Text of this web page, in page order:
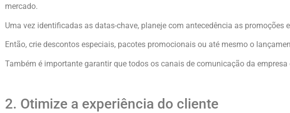
mercado.
Uma vez identificadas as datas-chave, planeje com antecedência as promoções
Então, crie descontos especiais, pacotes promocionais ou até mesmo o
Também é importante garantir que todos os canais de comunicação da
2. Otimize a experiência do cliente